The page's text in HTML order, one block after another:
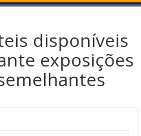
disponíveis
exposições